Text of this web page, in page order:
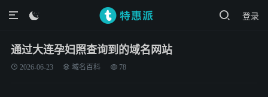
登录

通过大连孕妇照查询到的域名网站
2026-06-23 域名百科 78